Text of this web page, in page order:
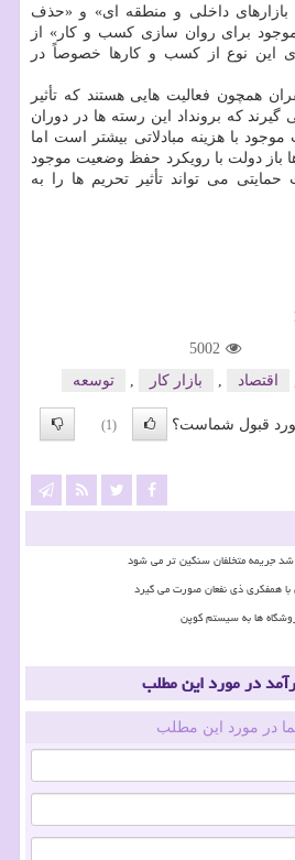
داخلی و منطقه ای» و «حذف
موجود برای روان سازی كسب و كار» از
این نوع از كسب و كارها خصوصاً در
همچون فعالیت هایی هستند كه تأثیر
كه برونداد این رسته ها در دوران
موجود با هزینه مبادلاتی بیشتر است اما
باز دولت با رویكرد حفظ وضعیت موجود
می تواند تأثیر تحریم ها را به
5002
اقتصاد , بازار كار , توسعه
قبول شماست؟
(1)
شد جریمه متخلفان سنگین تر می شود
همفکری ذی نفعان صورت می گیرد
ها به سیستم کوپن
در مورد این مطلب
در مورد این مطلب